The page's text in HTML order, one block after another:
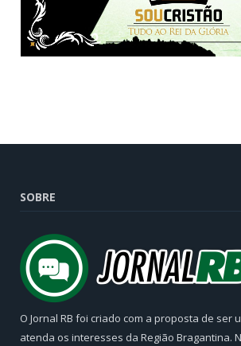
SOBRE
O Jornal RB foi criado com a proposta de ser
atenda os interesses da Região Bragantina.